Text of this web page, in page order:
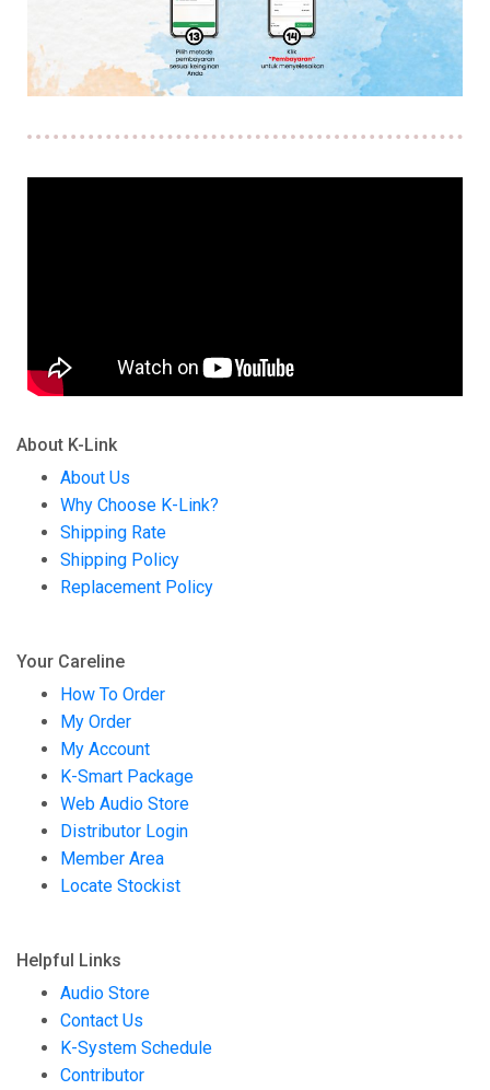
About K-Link
About Us
Why Choose K-Link?
Shipping Rate
Shipping Policy
Replacement Policy
Your Careline
How To Order
My Order
My Account
K-Smart Package
Web Audio Store
Distributor Login
Member Area
Locate Stockist
Helpful Links
Audio Store
Contact Us
K-System Schedule
Contributor